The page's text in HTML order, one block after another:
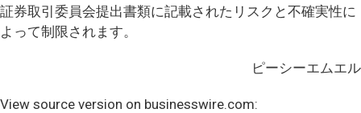
証券取引委員会提出書類に記載されたリスクと不確実性に
よって制限されます。
ピーシーエムエル
View source version on businesswire.com: